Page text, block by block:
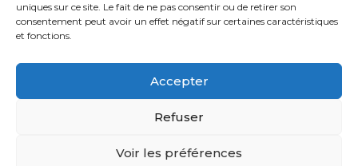
uniques sur ce site. Le fait de ne pas consentir ou de retirer son
consentement peut avoir un effet négatif sur certaines caractéristiques
et fonctions.
Accepter
Refuser
Voir les préférences
aux écoles et aux pongistes amateurs - Raquettes de ping pong, sacs,
housses, chaussures, balles, tables de ping pong, colles, nettoyants,